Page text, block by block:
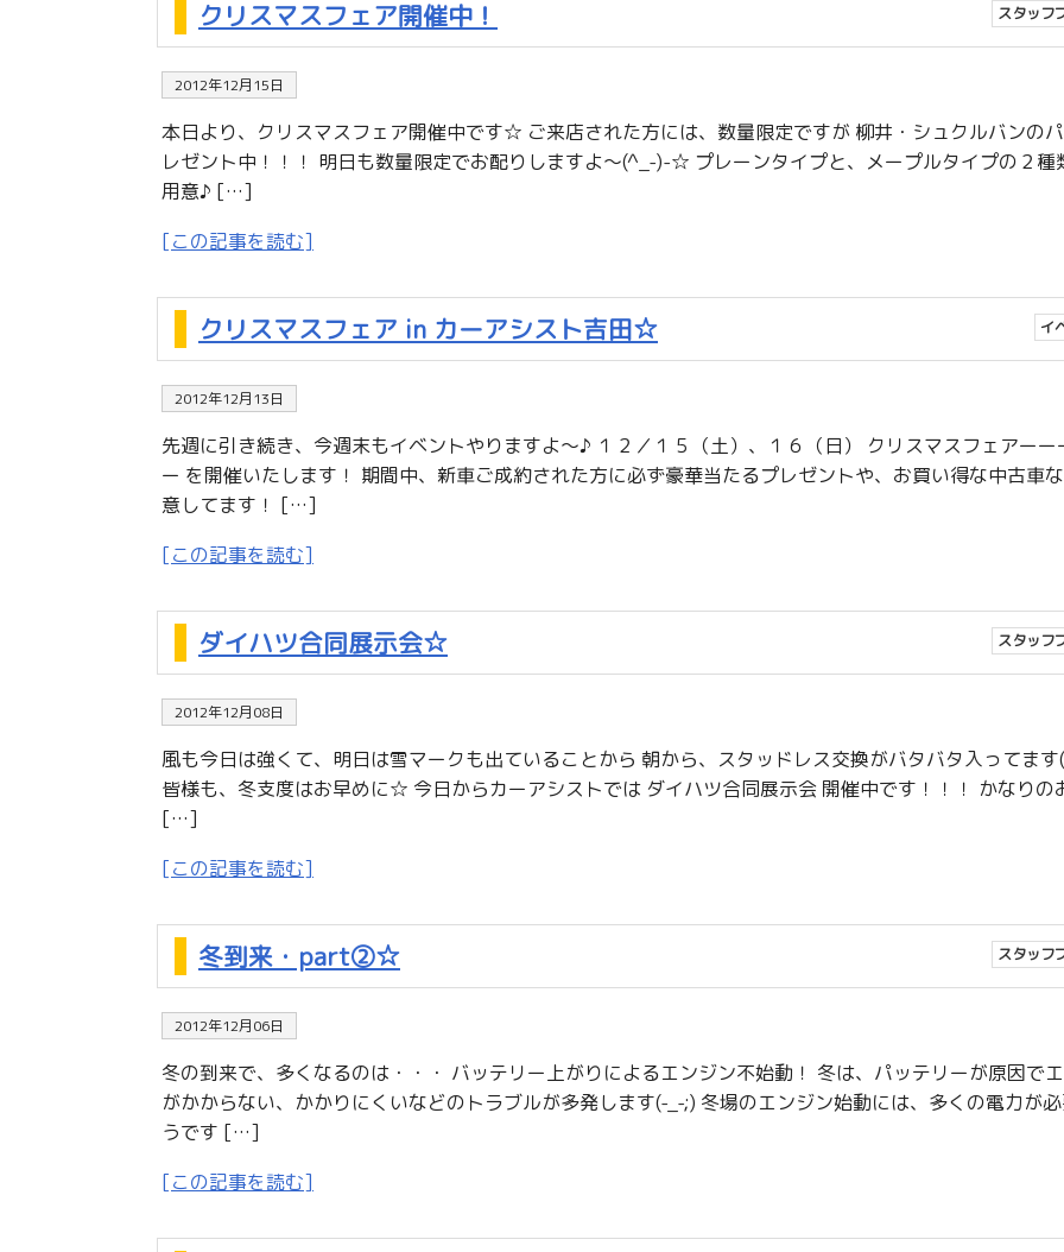
クリスマスフェア開催中！ スタッフ
2012年12月15日
本日より、クリスマスフェア開催中です☆ ご来店された方には、数量限定ですが 柳井・シュクルバンの
レゼント中！！！ 明日も数量限定でお配りしますよ〜(^_-)-☆ プレーンタイプと、メープルタイプの２種
用意♪ […]
[この記事を読む]
クリスマスフェア in カーアシスト吉田☆ イ
2012年12月13日
先週に引き続き、今週末もイベントやりますよ〜♪ １２／１５（土）、１６（日） クリスマスフェアーー
ー を開催いたします！ 期間中、新車ご成約された方に必ず豪華当たるプレゼントや、お買い得な中古車
意してます！ […]
[この記事を読む]
ダイハツ合同展示会☆ スタッフ
2012年12月08日
風も今日は強くて、明日は雪マークも出ていることから 朝から、スタッドレス交換がバタバタ入ってま
皆様も、冬支度はお早めに☆ 今日からカーアシストでは ダイハツ合同展示会 開催中です！！！ かなりの
[…]
[この記事を読む]
冬到来・part②☆ スタッフ
2012年12月06日
冬の到来で、多くなるのは・・・ バッテリー上がりによるエンジン不始動！ 冬は、パッテリーが原因で
がかからない、かかりにくいなどのトラブルが多発します(-_-;) 冬場のエンジン始動には、多くの電力が
うです […]
[この記事を読む]